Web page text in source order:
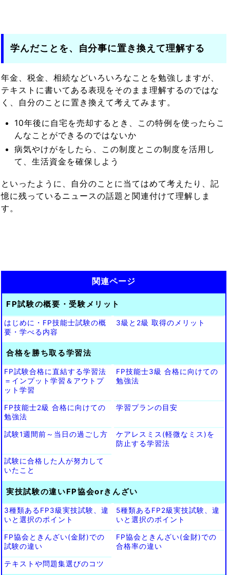
学んだことを、自分事に置き換えて理解する
年金、税金、相続などいろいろなことを勉強しますが、
テキストに書いてある表現をそのまま理解するのではな
く、自分のことに置き換えて考えてみます。
10年後に自宅を売却するとき、この特例を使ったらこ
んなことができるのではないか
病気やけがをしたら、この制度とこの制度を活用し
て、生活資金を確保しよう
といったように、自分のことに当てはめて考えたり、記
憶に残っているニュースの話題と関連付けて理解しま
す。
関連ページ
FP試験の概要・受験メリット
はじめに・FP技能士試験の概
要・学べる内容
3級と2級 取得のメリット
合格を勝ち取る学習法
FP試験合格に直結する学習法
＝インプット学習＆アウトプ
ット学習
FP技能士3級 合格に向けての
勉強法
FP技能士2級 合格に向けての
勉強法
学習プランの目安
試験1週間前～当日の過ごし方
ケアレスミス(軽微なミス)を
防止する学習法
試験に合格した人が努力して
いたこと
実技試験の違いFP協会orきんざい
3種類あるFP3級実技試験、違
いと選択のポイント
5種類あるFP2級実技試験、違
いと選択のポイント
FP協会ときんざい(金財)での
試験の違い
FP協会ときんざい(金財)での
合格率の違い
テキストや問題集選びのコツ